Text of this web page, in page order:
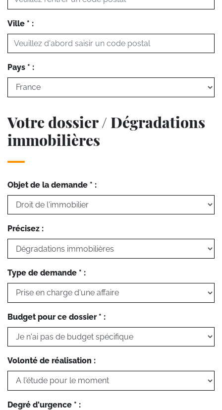
Ville * :
Pays * :
Votre dossier / Dégradations
immobilières
Objet de la demande * :
Précisez :
Type de demande * :
Budget pour ce dossier * :
Volonté de réalisation :
Degré d'urgence * :